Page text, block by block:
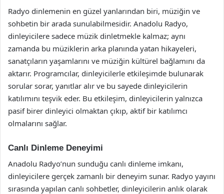
Radyo dinlemenin en güzel yanlarından biri, müziğin ve
sohbetin bir arada sunulabilmesidir. Anadolu Radyo,
dinleyicilere sadece müzik dinletmekle kalmaz; aynı
zamanda bu müziklerin arka planında yatan hikayeleri,
sanatçıların yaşamlarını ve müziğin kültürel bağlamını da
aktarır. Programcılar, dinleyicilerle etkileşimde bulunarak
sorular sorar, yanıtlar alır ve bu sayede dinleyicilerin
katılımını teşvik eder. Bu etkileşim, dinleyicilerin yalnızca
pasif birer dinleyici olmaktan çıkıp, aktif bir katılımcı
olmalarını sağlar.
Canlı Dinleme Deneyimi
Anadolu Radyo’nun sunduğu canlı dinleme imkanı,
dinleyicilere gerçek zamanlı bir deneyim sunar. Radyo yayını
sırasında yapılan canlı sohbetler, dinleyicilerin anlık olarak